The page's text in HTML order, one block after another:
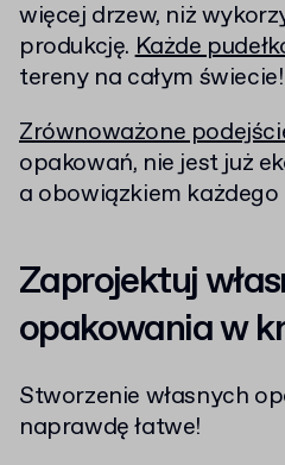
więcej drzew, niż
produkcję.Każde
tereny na całym świecie!
Zrównoważone
opakowań, nie jest już
a obowiązkiem każdego
Zaprojektuj
opakowania w
Stworzenie własnych
naprawdę łatwe!